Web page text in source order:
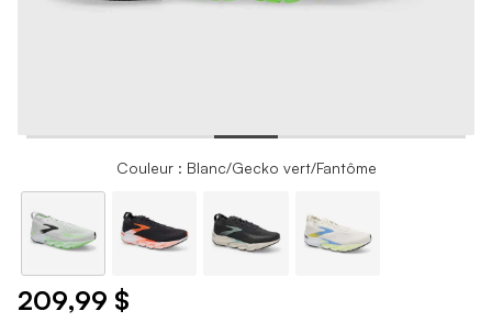
Couleur : Blanc/Gecko vert/Fantôme
209,99 $